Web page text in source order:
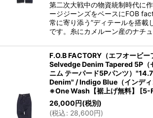
第二次大戦中の物資統制時代に
ージジーンズをベースにFOB
常に寄り添う”ディテールを搭載
です。糸にカメルーン産のナチ
F.O.B FACTORY（エフオービー
Selvedge Denim Tapered 5P（
ニム テーパード5Pパンツ）
Denim" / Indigo Blue（インディ
※One Wash【裾上げ無料】
[5-
26,000 円(税別)
(税込: 28,600円)